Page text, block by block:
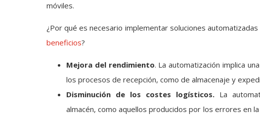
móviles.
¿Por qué es necesario implementar soluciones
beneficios?
Mejora del rendimiento. La automatización implica
los procesos de recepción, como de almacenaje y
Disminución de los costes logísticos.La
almacén, como aquellos producidos por los errores en